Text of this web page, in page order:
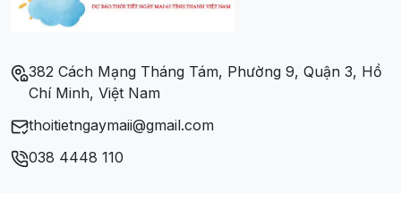
Xã Thái Bình
382 Cách Mạng Tháng Tám, Phường 9, Quận 3, Hồ
Chí Minh, Việt Nam
thoitietngaymaii@gmail.com
038 4448 110